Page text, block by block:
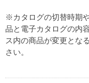
※カタログの切替時期
品と電子カタログの内
ス内の商品が変更とな
さい。